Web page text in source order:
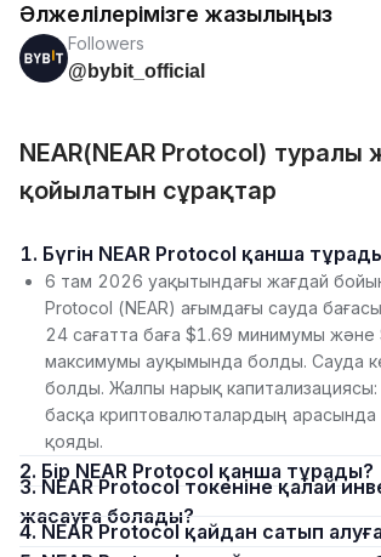
Әлжелілерімізге жазылыңыз
Followers
@bybit_official
NEAR(NEAR Protocol) туралы
қойылатын сұрақтар
1. Бүгін NEAR Protocol қанша
6 там 2026 уақытындағы жағдай
Protocol (NEAR) ағымдағы сауда
24 сағатта баға $1.69 минимумы және
максимумы ауқымында болды. Сауда
болды. Жалпы нарық
басқа криптовалюталардың
қояды.
2. Бір NEAR Protocol қанша тұрады?
3. NEAR Protocol токеніне қалай инвестиция
жасауға болады?
4. NEAR Protocol қайдан сатып